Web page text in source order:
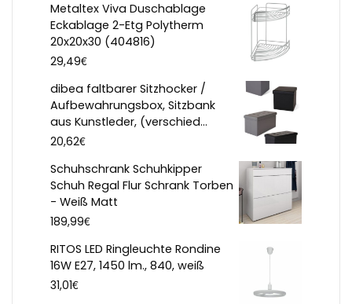
Metaltex Viva Duschablage
Eckablage 2-Etg Polytherm
20x20x30 (404816)
29,49€
dibea faltbarer Sitzhocker /
Aufbewahrungsbox, Sitzbank
aus Kunstleder, (verschied...
20,62€
Schuhschrank Schuhkipper
Schuh Regal Flur Schrank Torben
- Weiß Matt
189,99€
RITOS LED Ringleuchte Rondine
16W E27, 1450 lm., 840, weiß
31,01€